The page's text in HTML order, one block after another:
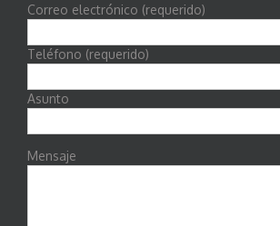
Correo electrónico (requerido)
Teléfono (requerido)
Asunto
Mensaje